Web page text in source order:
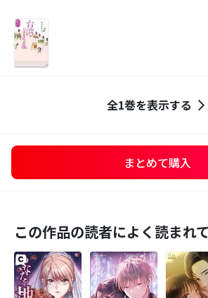
全1巻を表示する
まとめて購入
この作品の読者によく読まれ